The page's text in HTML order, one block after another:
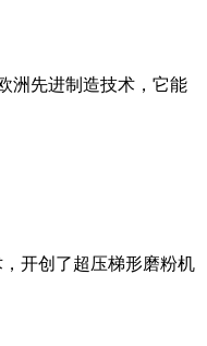
洲先进制造技术，它能
开创了超压梯形磨粉机